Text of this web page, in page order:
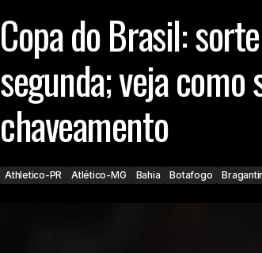
Copa do Brasil:
segunda; veja
chaveamento
Athletico-PR Atlético-MG Bahia Botafogo